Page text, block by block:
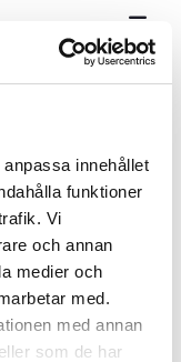
innehållet
funktioner
Vi
och annan
medier och
med.
med annan
som de har
förfriskande maskulin